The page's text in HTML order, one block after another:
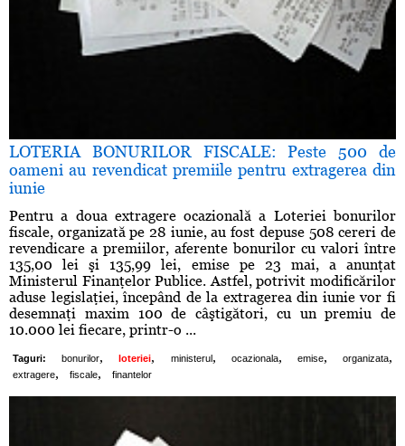
LOTERIA BONURILOR FISCALE: Peste 500 de
oameni au revendicat premiile pentru extragerea din
iunie
Pentru a doua extragere ocazională a Loteriei bonurilor
fiscale, organizată pe 28 iunie, au fost depuse 508 cereri de
revendicare a premiilor, aferente bonurilor cu valori între
135,00 lei şi 135,99 lei, emise pe 23 mai, a anunţat
Ministerul Finanţelor Publice. Astfel, potrivit modificărilor
aduse legislaţiei, începând de la extragerea din iunie vor fi
desemnaţi maxim 100 de câştigători, cu un premiu de
10.000 lei fiecare, printr-o ...
Taguri: bonurilor, loteriei, ministerul, ocazionala, emise, organizata,
extragere, fiscale, finantelor